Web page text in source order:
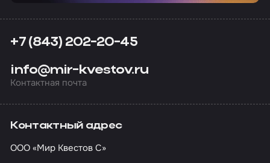
+7 (843) 202-20-45
info@mir-kvestov.ru
Контактная почта
Контактный адрес
ООО «Мир Квестов С»